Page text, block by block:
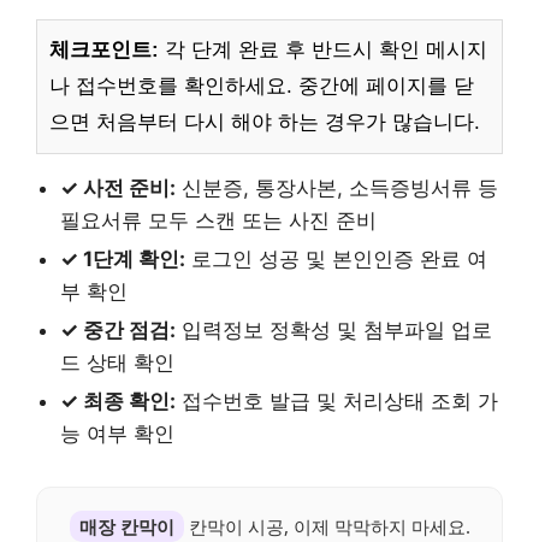
체크포인트: 각 단계 완료 후 반드시 확인 메시지
나 접수번호를 확인하세요. 중간에 페이지를 닫
으면 처음부터 다시 해야 하는 경우가 많습니다.
✓ 사전 준비: 신분증, 통장사본, 소득증빙서류 등
필요서류 모두 스캔 또는 사진 준비
✓ 1단계 확인: 로그인 성공 및 본인인증 완료 여
부 확인
✓ 중간 점검: 입력정보 정확성 및 첨부파일 업로
드 상태 확인
✓ 최종 확인: 접수번호 발급 및 처리상태 조회 가
능 여부 확인
매장 칸막이
칸막이 시공, 이제 막막하지 마세요.